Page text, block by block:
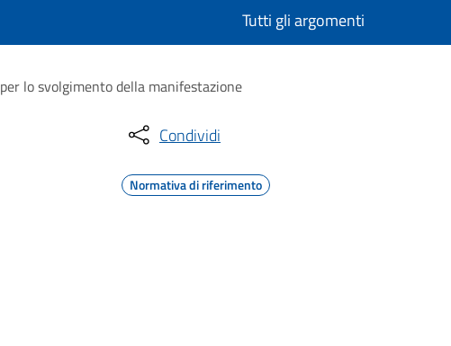
Tutti gli argomenti
lo svolgimento della manifestazione
Condividi
Normativa di riferimento